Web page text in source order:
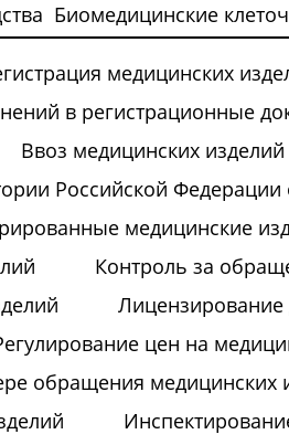
Биомедицинские
медицинских
в регистрационные
Ввоз медицинских
Российской Федерации
медицинские
Контроль за
Лицензирование
цен на
обращения медицинских